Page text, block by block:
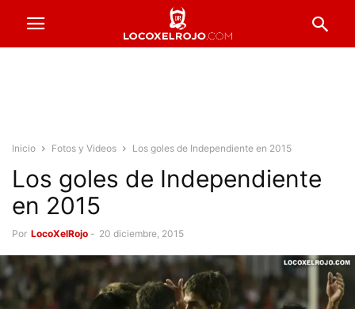
Inicio Fotos y Videos Los goles de Independiente en 2015
Los goles de Independiente
en 2015
Por LocoXelRojo - 20 diciembre, 2015